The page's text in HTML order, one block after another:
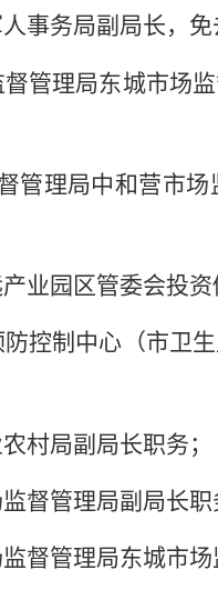
事务局副局长，免
管理局东城市场
管理局中和营市
业园区管委会投资
控制中心（市卫
村局副局长职务；
督管理局副局长职
督管理局东城市场